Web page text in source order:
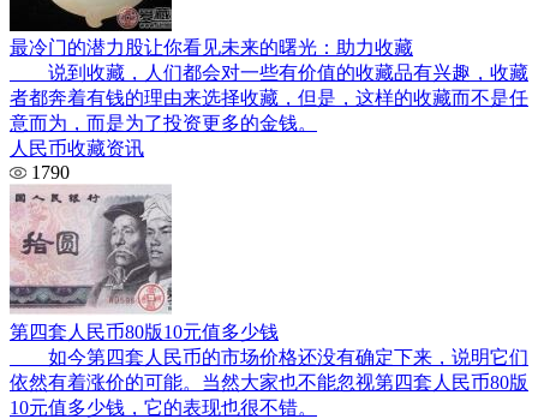
最冷门的潜力股让你看见未来的曙光：助力收藏
说到收藏，人们都会对一些有价值的收藏品有兴趣，收藏
者都奔着有钱的理由来选择收藏，但是，这样的收藏而不是任
意而为，而是为了投资更多的金钱。
人民币收藏资讯
1790
第四套人民币80版10元值多少钱
如今第四套人民币的市场价格还没有确定下来，说明它们
依然有着涨价的可能。当然大家也不能忽视第四套人民币80版
10元值多少钱，它的表现也很不错。